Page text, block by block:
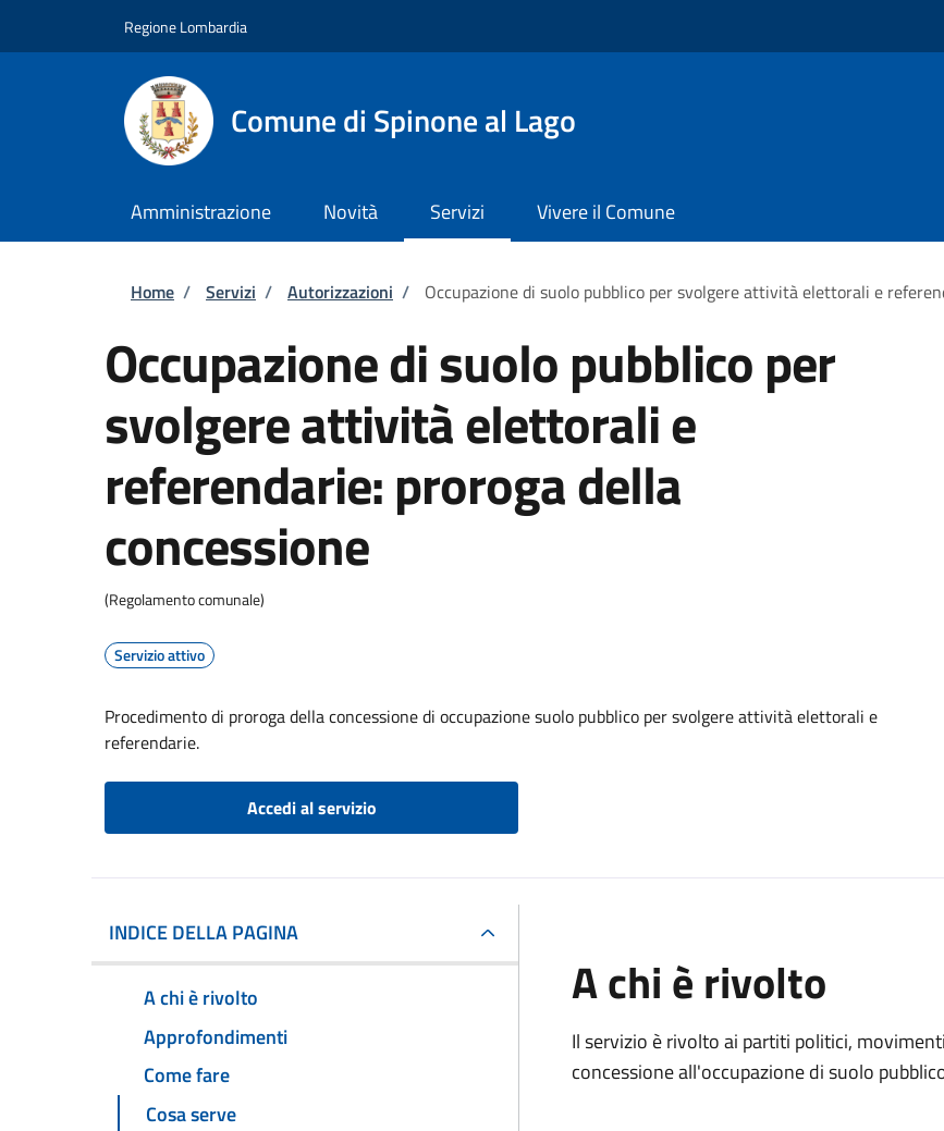
Regione Lombardia
Comune di Spinone al Lago
Amministrazione Novità Servizi Vivere il Comune
Briciole di pane
Home / Servizi / Autorizzazioni / Occupazione di suolo pubblico per svolgere attività elettorali e
Occupazione di suolo pubblico per
svolgere attività elettorali e
referendarie: proroga della
concessione
(Regolamento comunale)
Servizio attivo
Procedimento di proroga della concessione di occupazione suolo pubblico per svolgere attività elettorali e
referendarie.
Accedi al servizio
INDICE DELLA PAGINA
A chi è rivolto
Approfondimenti
Come fare
Cosa serve
A chi è rivolto
Il servizio è rivolto ai partiti politici,
concessione all'occupazione di suolo